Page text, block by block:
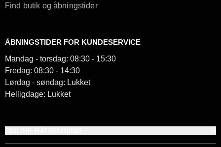
Find butik og åbningstider
ÅBNINGSTIDER FOR KUNDESERVICE
Mandag - torsdag: 08:30 - 15:30
Fredag: 08:30 - 14:30
Lørdag - søndag: Lukket
Helligdage: Lukket